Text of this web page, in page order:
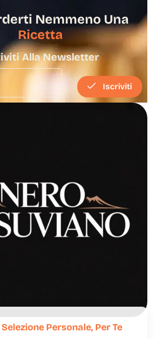
Nemmeno Una
Ricetta
Alla Newsletter
Iscriviti
Personale, Per Te